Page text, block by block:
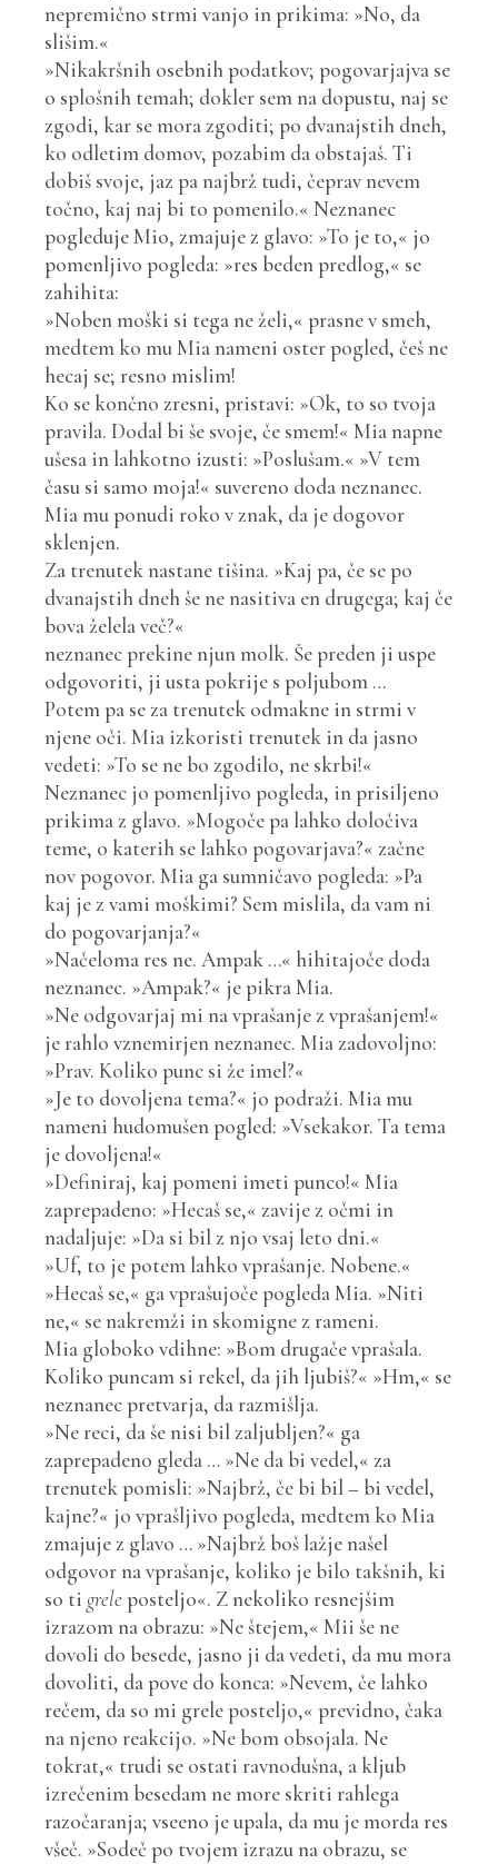
nepremično strmi vanjo in prikima: »No, da
slišim.«
»Nikakršnih osebnih podatkov; pogovarjajva se
o splošnih temah; dokler sem na dopustu, naj se
zgodi, kar se mora zgoditi; po dvanajstih dneh,
ko odletim domov, pozabim da obstajaš. Ti
dobiš svoje, jaz pa najbrž tudi, čeprav nevem
točno, kaj naj bi to pomenilo.« Neznanec
pogleduje Mio, zmajuje z glavo: »To je to,« jo
pomenljivo pogleda: »res beden predlog,« se
zahihita:
»Noben moški si tega ne želi,« prasne v smeh,
medtem ko mu Mia nameni oster pogled, češ ne
hecaj se; resno mislim!
Ko se končno zresni, pristavi: »Ok, to so tvoja
pravila. Dodal bi še svoje, če smem!« Mia napne
ušesa in lahkotno izusti: »Poslušam.« »V tem
času si samo moja!« suvereno doda neznanec.
Mia mu ponudi roko v znak, da je dogovor
sklenjen.
Za trenutek nastane tišina. »Kaj pa, če se po
dvanajstih dneh še ne nasitiva en drugega; kaj če
bova želela več?«
neznanec prekine njun molk. Še preden ji uspe
odgovoriti, ji usta pokrije s poljubom …
Potem pa se za trenutek odmakne in strmi v
njene oči. Mia izkoristi trenutek in da jasno
vedeti: »To se ne bo zgodilo, ne skrbi!«
Neznanec jo pomenljivo pogleda, in prisiljeno
prikima z glavo. »Mogoče pa lahko določiva
teme, o katerih se lahko pogovarjava?« začne
nov pogovor. Mia ga sumničavo pogleda: »Pa
kaj je z vami moškimi? Sem mislila, da vam ni
do pogovarjanja?«
»Načeloma res ne. Ampak …« hihitajoče doda
neznanec. »Ampak?« je pikra Mia.
»Ne odgovarjaj mi na vprašanje z vprašanjem!«
je rahlo vznemirjen neznanec. Mia zadovoljno:
»Prav. Koliko punc si že imel?«
»Je to dovoljena tema?« jo podraži. Mia mu
nameni hudomušen pogled: »Vsekakor. Ta tema
je dovoljena!«
»Definiraj, kaj pomeni imeti punco!« Mia
zaprepadeno: »Hecaš se,« zavije z očmi in
nadaljuje: »Da si bil z njo vsaj leto dni.«
»Uf, to je potem lahko vprašanje. Nobene.«
»Hecaš se,« ga vprašujoče pogleda Mia. »Niti
ne,« se nakremži in skomigne z rameni.
Mia globoko vdihne: »Bom drugače vprašala.
Koliko puncam si rekel, da jih ljubiš?« »Hm,« se
neznanec pretvarja, da razmišlja.
»Ne reci, da še nisi bil zaljubljen?« ga
zaprepadeno gleda … »Ne da bi vedel,« za
trenutek pomisli: »Najbrž, če bi bil – bi vedel,
kajne?« jo vprašljivo pogleda, medtem ko Mia
zmajuje z glavo … »Najbrž boš lažje našel
odgovor na vprašanje, koliko je bilo takšnih, ki
so ti grele posteljo«. Z nekoliko resnejšim
izrazom na obrazu: »Ne štejem,« Mii še ne
dovoli do besede, jasno ji da vedeti, da mu mora
dovoliti, da pove do konca: »Nevem, če lahko
rečem, da so mi grele posteljo,« previdno, čaka
na njeno reakcijo. »Ne bom obsojala. Ne
tokrat,« trudi se ostati ravnodušna, a kljub
izrečenim besedam ne more skriti rahlega
razočaranja; vseeno je upala, da mu je morda res
všeč. »Sodeč po tvojem izrazu na obrazu, se